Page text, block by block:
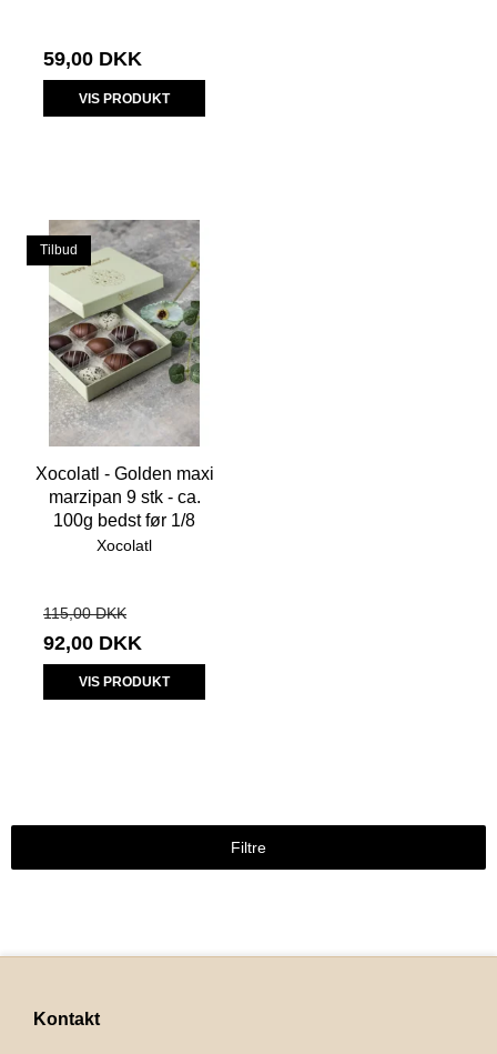
59,00 DKK
VIS PRODUKT
Tilbud
Xocolatl - Golden maxi
marzipan 9 stk - ca.
100g bedst før 1/8
Xocolatl
115,00 DKK
92,00 DKK
VIS PRODUKT
Filtre
Kontakt